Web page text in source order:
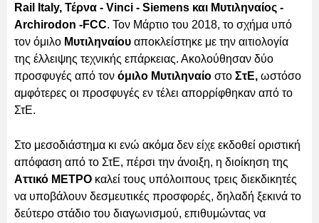
Rail Italy, Τέρνα - Vinci - Siemens και Μυτιληναίος -
Archirodon -FCC. Τον Μάρτιο του 2018, το σχήμα υπό
τον όμιλο Μυτιληναίου αποκλείστηκε με την αιτιολογία
της έλλειψης τεχνικής επάρκειας. Ακολούθησαν δύο
προσφυγές από τον όμιλο Μυτιληναίο στο ΣτΕ, ωστόσο
αμφότερες οι προσφυγές εν τέλει απορρίφθηκαν από το
ΣτΕ.
Στο μεσοδιάστημα κι ενώ ακόμα δεν είχε εκδοθεί οριστική
απόφαση από το ΣτΕ, πέρσι την άνοιξη, η διοίκηση της
Αττικό ΜΕΤΡΟ καλεί τους υπόλοιπους τρεις διεκδικητές
να υποβάλουν δεσμευτικές προσφορές, δηλαδή ξεκινά το
δεύτερο στάδιο του διαγωνισμού, επιθυμώντας να